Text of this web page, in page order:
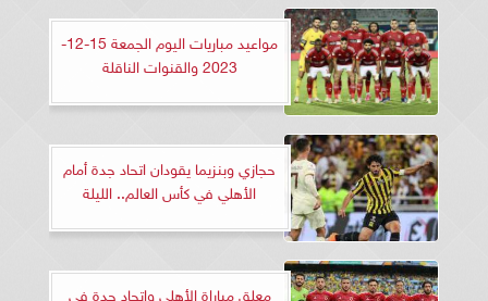
مواعيد مباريات اليوم الجمعة 15-12-
2023 والقنوات الناقلة
حجازي وبنزيما يقودان اتحاد جدة أمام
الأهلي في كأس العالم.. الليلة
معلق مباراة الأهلي واتحاد جدة في